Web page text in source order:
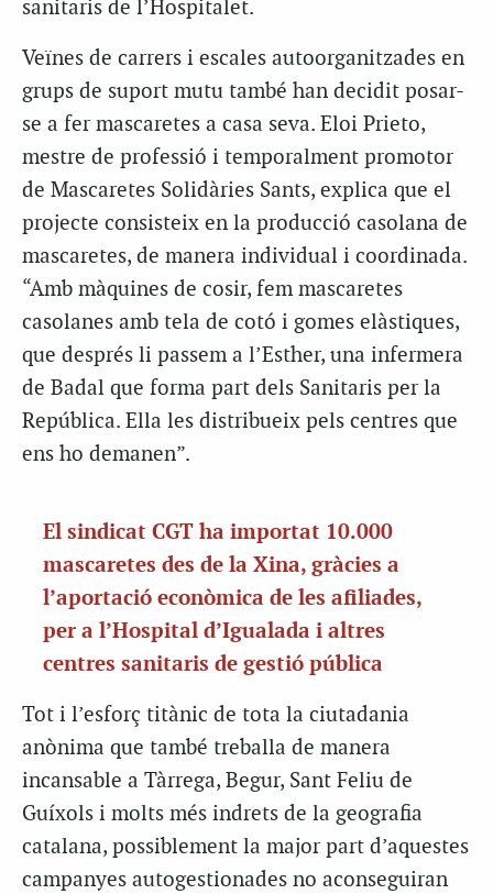
sanitaris de l’Hospitalet.
Veïnes de carrers i escales autoorganitzades en
grups de suport mutu també han decidit posar-
se a fer mascaretes a casa seva. Eloi Prieto,
mestre de professió i temporalment promotor
de Mascaretes Solidàries Sants, explica que el
projecte consisteix en la producció casolana de
mascaretes, de manera individual i coordinada.
“Amb màquines de cosir, fem mascaretes
casolanes amb tela de cotó i gomes elàstiques,
que després li passem a l’Esther, una infermera
de Badal que forma part dels Sanitaris per la
República. Ella les distribueix pels centres que
ens ho demanen”.
El sindicat CGT ha importat 10.000
mascaretes des de la Xina, gràcies a
l’aportació econòmica de les afiliades,
per a l’Hospital d’Igualada i altres
centres sanitaris de gestió pública
Tot i l’esforç titànic de tota la ciutadania
anònima que també treballa de manera
incansable a Tàrrega, Begur, Sant Feliu de
Guíxols i molts més indrets de la geografia
catalana, possiblement la major part d’aquestes
campanyes autogestionades no aconseguiran